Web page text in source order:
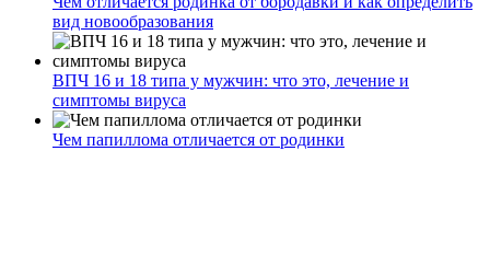
вид новообразования
ВПЧ 16 и 18 типа у мужчин: что это, лечение и
симптомы вируса
Чем папиллома отличается от родинки